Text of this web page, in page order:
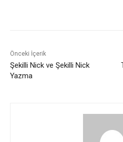
Önceki İçerik
Şekilli Nick ve Şekilli Nick
Yazma